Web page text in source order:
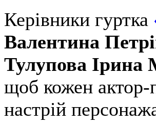
Керівники гуртка
Валентина
Тулупова Ірина
щоб кожен актор-
настрій